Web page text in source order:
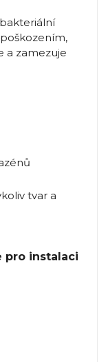
a zamezuje
tvar a
pro instalaci